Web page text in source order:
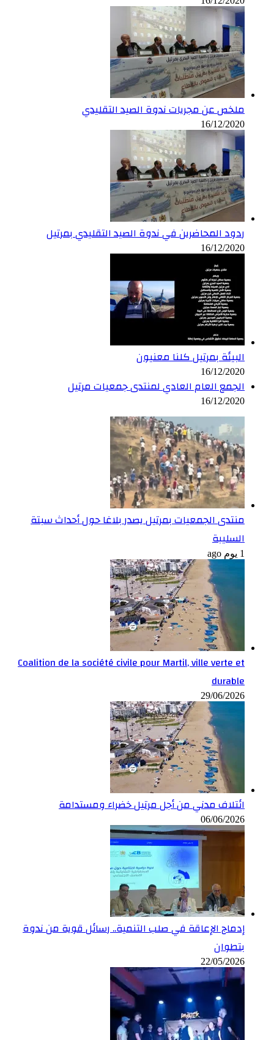
ملخص عن مجريات ندوة الصيد التقليدي
16/12/2020
ردود المحاضرين في ندوة الصيد التقليدي بمرتيل
16/12/2020
البيئة بمرتيل كلنا معنيون
16/12/2020
الجمع العام العادي لمنتدى جمعيات مرتيل
16/12/2020
منتدى الجمعيات بمرتيل يصدر بلاغا حول أحداث سبتة
السليبة
1 يوم ago
Coalition de la société civile pour Martil, ville verte et
durable
29/06/2026
ائتلاف مدني من أجل مرتيل خضراء ومستدامة
06/06/2026
إدماج الإعاقة في صلب التنمية.. رسائل قوية من ندوة
بتطوان
22/05/2026